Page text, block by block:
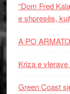
“Dom Fred
e shpresës,
A PO
Kriza e
Green Coast